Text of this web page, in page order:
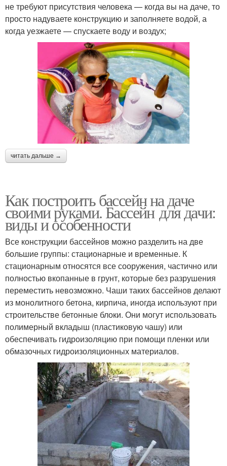
не требуют присутствия человека — когда вы на даче, то
просто надуваете конструкцию и заполняете водой, а
когда уезжаете — спускаете воду и воздух;
читать дальше →
Как построить бассейн на даче
своими руками. Бассейн для дачи:
виды и особенности
Все конструкции бассейнов можно разделить на две
большие группы: стационарные и временные. К
стационарным относятся все сооружения, частично или
полностью вкопанные в грунт, которые без разрушения
переместить невозможно. Чаши таких бассейнов делают
из монолитного бетона, кирпича, иногда используют при
строительстве бетонные блоки. Они могут использовать
полимерный вкладыш (пластиковую чашу) или
обеспечивать гидроизоляцию при помощи пленки или
обмазочных гидроизоляционных материалов.